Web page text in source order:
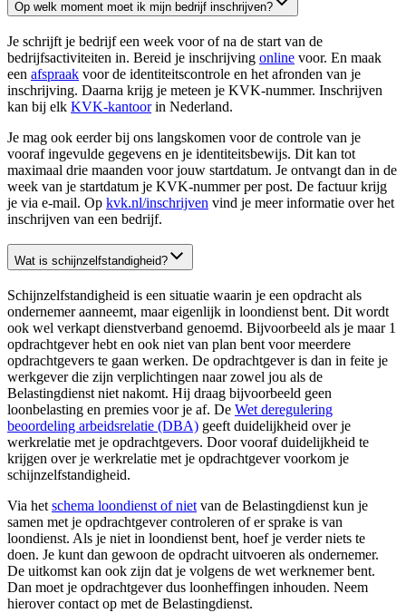
Op welk moment moet ik mijn bedrijf inschrijven?
Je schrijft je bedrijf een week voor of na de start van de
bedrijfsactiviteiten in. Bereid je inschrijving online voor. En maak
een afspraak voor de identiteitscontrole en het afronden van je
inschrijving. Daarna krijg je meteen je KVK-nummer. Inschrijven
kan bij elk KVK-kantoorin Nederland.
Je mag ook eerder bij ons langskomen voor de controle van je
vooraf ingevulde gegevens en je identiteitsbewijs. Dit kan tot
maximaal drie maanden voor jouw startdatum. Je ontvangt dan in de
week van je startdatum je KVK-nummer per post. De factuur krijg
je via e-mail. Op kvk.nl/inschrijven vind je meer informatie over het
inschrijven van een bedrijf.
Wat is schijnzelfstandigheid?
Schijnzelfstandigheid is een situatie waarin je een opdracht als
ondernemer aanneemt, maar eigenlijk in loondienst bent. Dit wordt
ook wel verkapt dienstverband genoemd. Bijvoorbeeld als je maar 1
opdrachtgever hebt en ook niet van plan bent voor meerdere
opdrachtgevers te gaan werken. De opdrachtgever is dan in feite je
werkgever die zijn verplichtingen naar zowel jou als de
Belastingdienst niet nakomt. Hij draag bijvoorbeeld geen
loonbelasting en premies voor je af. De Wet deregulering
beoordeling arbeidsrelatie (DBA) geeft duidelijkheid over je
werkrelatie met je opdrachtgevers. Door vooraf duidelijkheid te
krijgen over je werkrelatie met je opdrachtgever voorkom je
schijnzelfstandigheid.
Via het schema loondienst ofniet van de Belastingdienst kun je
samen met je opdrachtgever controleren of er sprake is van
loondienst. Als je niet in loondienst bent, hoef je verder niets te
doen. Je kunt dan gewoon de opdracht uitvoeren als ondernemer.
De uitkomst kan ook zijn dat je volgens de wet werknemer bent.
Dan moet je opdrachtgever dus loonheffingen inhouden. Neem
hierover contact op met de Belastingdienst.